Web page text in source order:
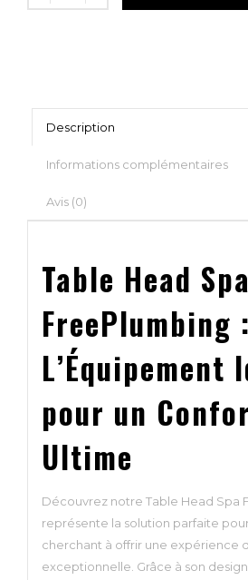
Description
Informations complémentaires
Avis (0)
Table Head Spa
FreePlumbing :
L’Équipement
pour un
Ultime
Découvrez notre Table Head Spa
représente la solution parfaite
cherchant à offrir une expérience
exceptionnelle. Grâce à son